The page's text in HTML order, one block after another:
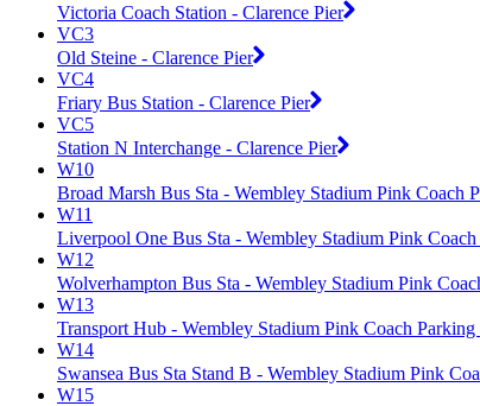
Victoria Coach Station - Clarence Pier
VC3
Old Steine - Clarence Pier
VC4
Friary Bus Station - Clarence Pier
VC5
Station N Interchange - Clarence Pier
W10
Broad Marsh Bus Sta - Wembley Stadium Pink Coach
W11
Liverpool One Bus Sta - Wembley Stadium Pink
W12
Wolverhampton Bus Sta - Wembley Stadium Pink
W13
Transport Hub - Wembley Stadium Pink Coach Parking
W14
Swansea Bus Sta Stand B - Wembley Stadium Pink
W15